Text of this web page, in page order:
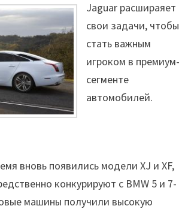
Jaguar расшираяет
свои задачи, чтобы
стать важным
игроком в премиум-
сегменте
автомобилей.
вновь появились модели XJ и XF,
конкурируют с BMW 5 и 7-
машины получили высокую